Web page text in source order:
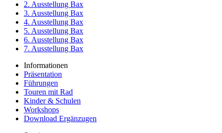
2. Ausstellung Bax
3. Ausstellung Bax
4. Ausstellung Bax
5. Ausstellung Bax
6. Ausstellung Bax
7. Ausstellung Bax
Informationen
Präsentation
Führungen
Touren mit Rad
Kinder & Schulen
Workshops
Download Ergänzugen